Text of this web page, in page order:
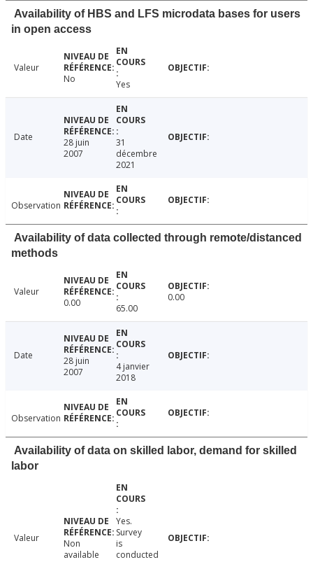
Availability of HBS and LFS microdata bases for users
in open access
Valeur
No
Yes
Date
28 juin
2007
31
décembre
2021
Observation
Availability of data collected through remote/distanced
methods
Valeur
0.00
65.00
0.00
Date
28 juin
2007
4 janvier
2018
Observation
Availability of data on skilled labor, demand for skilled
labor
Valeur
Non
available
Yes.
Survey
is
conducted